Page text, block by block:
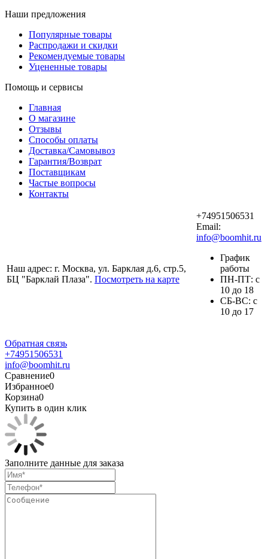
Наши предложения
Популярные товары
Распродажи и скидки
Рекомендуемые товары
Уцененные товары
Помощь и сервисы
Главная
О магазине
Отзывы
Способы оплаты
Доставка/Самовывоз
Гарантия/Возврат
Поставщикам
Частые вопросы
Контакты
Наш адрес: г. Москва, ул. Барклая д.6, стр.5,
БЦ "Барклай Плаза". Посмотреть на карте
+74951506531
Email:
info@boomhit.ru
График
работы
ПH-ПТ: с
10 до 18
СБ-ВС: с
10 до 17
Обратная связь
+74951506531
info@boomhit.ru
Сравнение0
Избранное0
Корзина0
Купить в один клик
Заполните данные для заказа